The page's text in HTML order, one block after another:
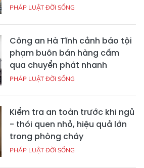
PHÁP LUẬT ĐỜI SỐNG
Công an Hà Tĩnh cảnh báo tội
phạm buôn bán hàng cấm
qua chuyển phát nhanh
PHÁP LUẬT ĐỜI SỐNG
Kiểm tra an toàn trước khi ngủ
- thói quen nhỏ, hiệu quả lớn
trong phòng cháy
PHÁP LUẬT ĐỜI SỐNG